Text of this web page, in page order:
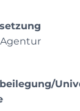
Agentur